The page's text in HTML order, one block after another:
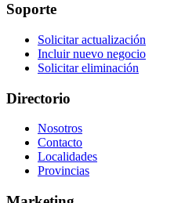
Soporte
Solicitar actualización
Incluir nuevo negocio
Solicitar eliminación
Directorio
Nosotros
Contacto
Localidades
Provincias